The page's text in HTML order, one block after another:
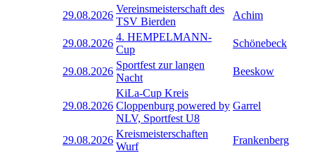
29.08.2026
Vereinsmeisterschaft des
TSV Bierden
Achim
29.08.2026
4. HEMPELMANN-
Cup
Schönebeck
29.08.2026
Sportfest zur langen
Nacht
Beeskow
29.08.2026
KiLa-Cup Kreis
Cloppenburg powered by
NLV, Sportfest U8
Garrel
29.08.2026
Kreismeisterschaften
Wurf
Frankenberg